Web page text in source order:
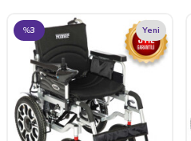
%3 Yeni